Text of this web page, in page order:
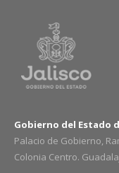
Gobierno del Estado
Palacio de Gobierno,
Colonia Centro.